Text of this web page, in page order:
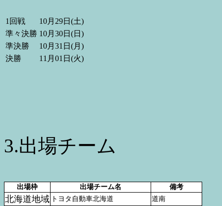
1回戦
10月29日(土)
準々決勝 10月30日(日)
準決勝
10月31日(月)
決勝
11月01日(火)
3.出場チーム
出場枠 出場チーム名 備考
北海道地域 トヨタ自動車北海道 道南